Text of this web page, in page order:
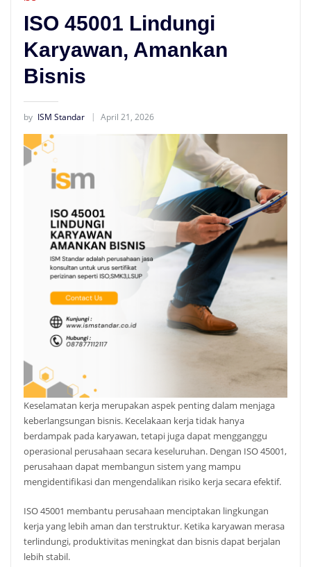
ISO 45001 Lindungi
Karyawan, Amankan
Bisnis
by ISM Standar April 21, 2026
Keselamatan kerja merupakan aspek penting dalam menjaga
keberlangsungan bisnis. Kecelakaan kerja tidak hanya
berdampak pada karyawan, tetapi juga dapat mengganggu
operasional perusahaan secara keseluruhan. Dengan ISO 45001,
perusahaan dapat membangun sistem yang mampu
mengidentifikasi dan mengendalikan risiko kerja secara efektif.
ISO 45001 membantu perusahaan menciptakan lingkungan
kerja yang lebih aman dan terstruktur. Ketika karyawan merasa
terlindungi, produktivitas meningkat dan bisnis dapat berjalan
lebih stabil.